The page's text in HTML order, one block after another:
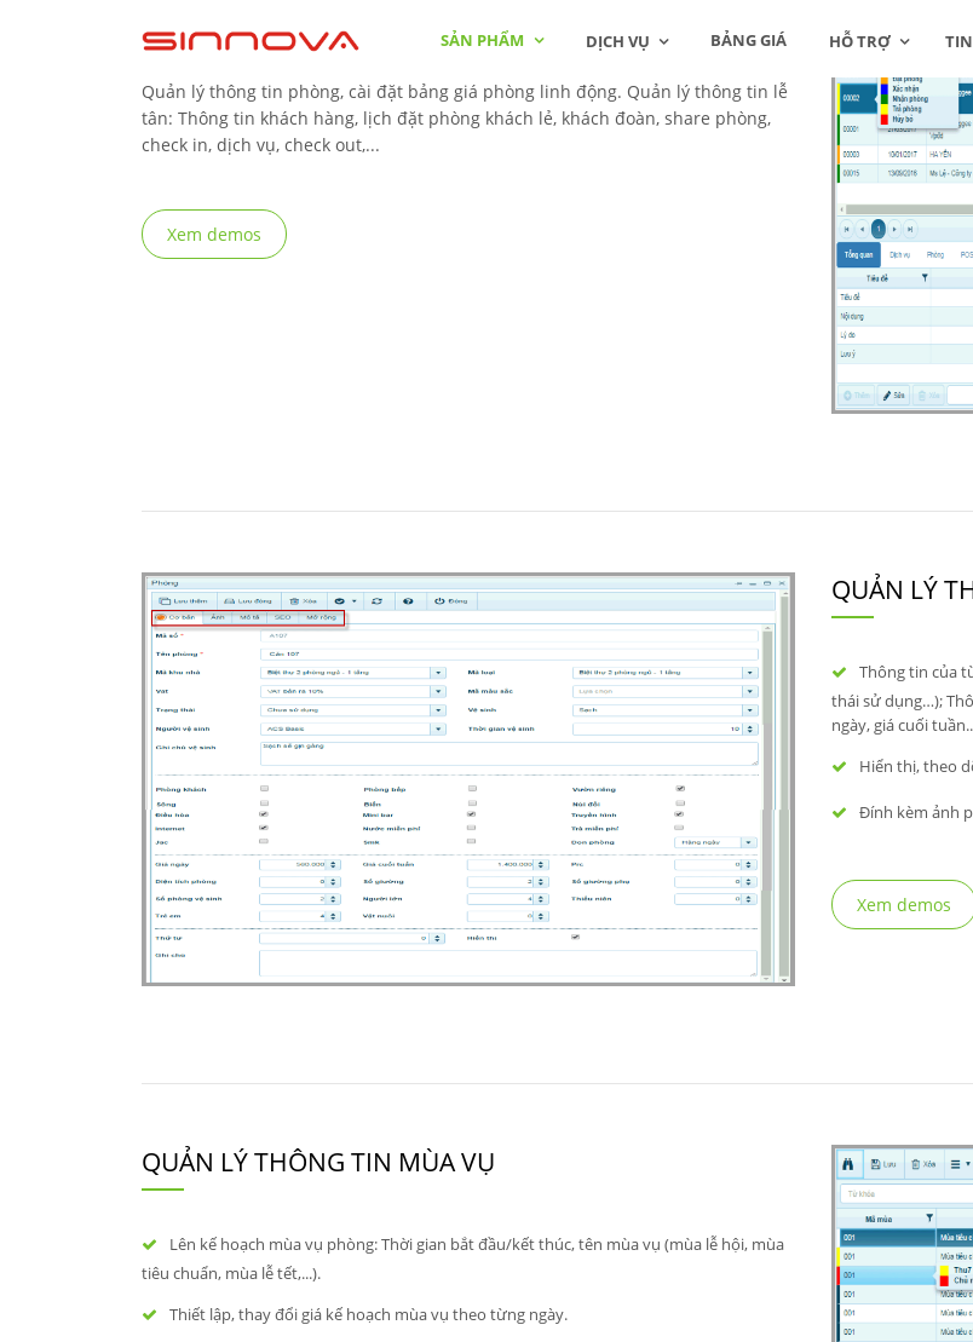
SẢN PHẨM DỊCH VỤ BẢNG GIÁ HỖ TRỢ
Quản lý thông tin phòng, cài đặt bảng giá phòng linh động. Quản lý thông tin lễ
tân: Thông tin khách hàng, lịch đặt phòng khách lẻ, khách đoàn, share phòng,
check in, dịch vụ, check out,...
Xem demos
QUẢN LÝ
Thông tin của
thái sử dụng…);
ngày, giá cuối
Hiển thị, theo
Đính kèm ảnh
Xem demos
QUẢN LÝ THÔNG TIN MÙA VỤ
Lên kế hoạch mùa vụ phòng: Thời gian bắt đầu/kết thúc, tên mùa vụ (mùa lễ hội, mùa
tiêu chuẩn, mùa lễ tết,...).
Thiết lập, thay đổi giá kế hoạch mùa vụ theo từng ngày.